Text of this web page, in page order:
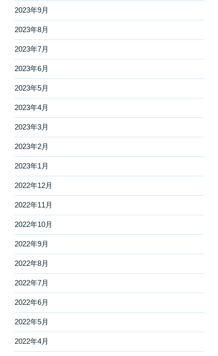
2023年9月
2023年8月
2023年7月
2023年6月
2023年5月
2023年4月
2023年3月
2023年2月
2023年1月
2022年12月
2022年11月
2022年10月
2022年9月
2022年8月
2022年7月
2022年6月
2022年5月
2022年4月